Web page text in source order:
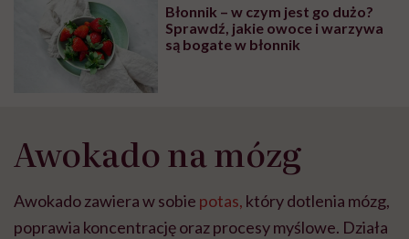
wyobraźni"
Błonnik – w czym jest go dużo?
Sprawdź, jakie owoce i warzywa
są bogate w błonnik
Awokado na mózg
Awokado zawiera w sobie potas, który dotlenia mózg,
poprawia koncentrację oraz procesy myślowe. Działa